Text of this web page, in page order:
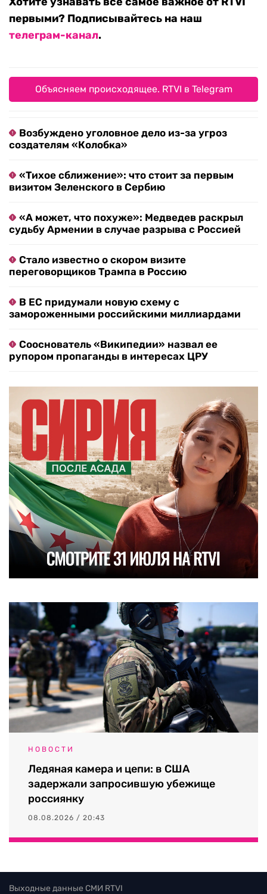
первыми? Подписывайтесь на наш
телеграм-канал.
Объясняем происходящее. RTVI в Telegram
Возбуждено уголовное дело из-за угроз
создателям «Колобка»
«Тихое сближение»: что стоит за первым
визитом Зеленского в Сербию
«А может, что похуже»: Медведев раскрыл
судьбу Армении в случае разрыва с Россией
Стало известно о скором визите
переговорщиков Трампа в Россию
В ЕС придумали новую схему с
замороженными российскими миллиардами
Сооснователь «Википедии» назвал ее
рупором пропаганды в интересах ЦРУ
НОВОСТИ
Ледяная камера и цепи: в США
задержали запросившую убежище
россиянку
08.08.2026 / 20:43
Выходные данные СМИ RTVI